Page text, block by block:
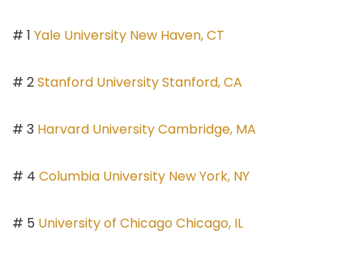
# 1 Yale University New Haven, CT
# 2Stanford University Stanford, CA
# 3 Harvard University Cambridge, MA
# 4 Columbia University New York, NY
# 5 University of Chicago Chicago, IL